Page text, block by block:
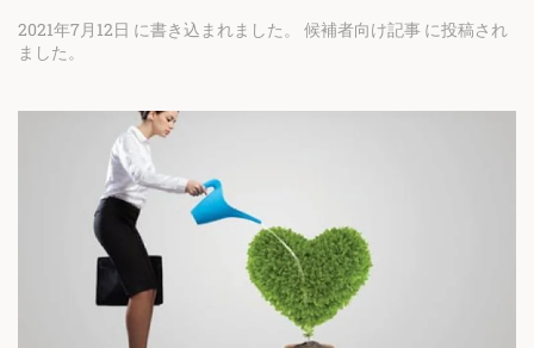
2021年7月12日 に書き込まれました。 候補者向け記事 に投稿され
ました。